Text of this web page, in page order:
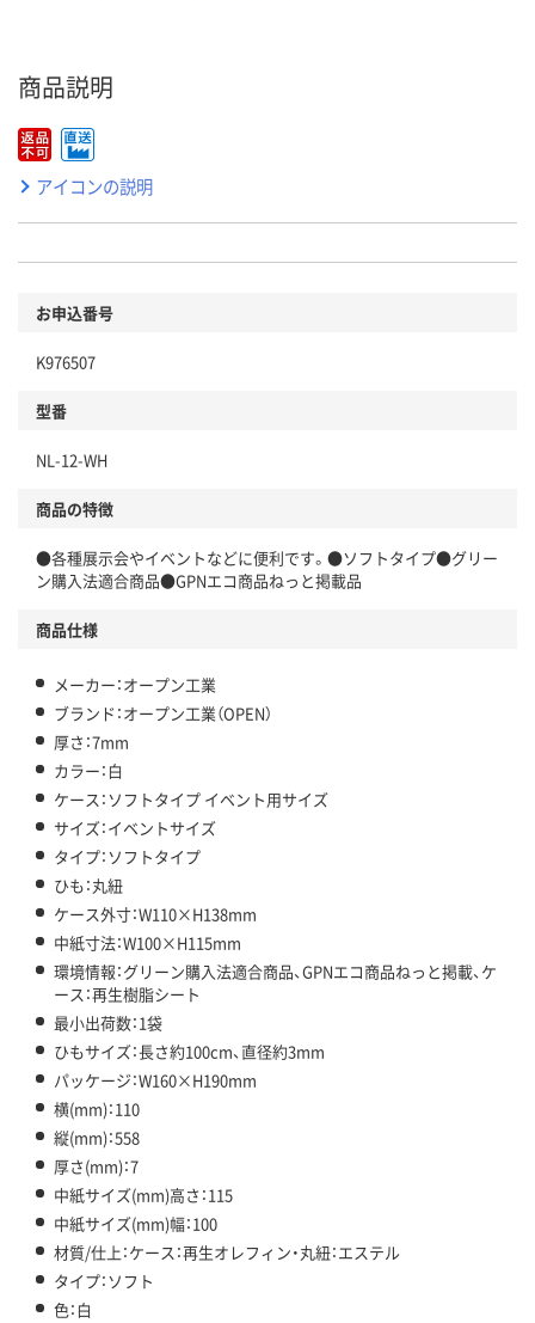
商品説明
アイコンの説明
お申込番号
K976507
型番
NL-12-WH
商品の特徴
●各種展示会やイベントなどに便利です。●ソフトタイプ●グリー
ン購入法適合商品●GPNエコ商品ねっと掲載品
商品仕様
メーカー：オープン工業
ブランド：オープン工業（OPEN）
厚さ：7mm
カラー：白
ケース：ソフトタイプ イベント用サイズ
サイズ：イベントサイズ
タイプ：ソフトタイプ
ひも：丸紐
ケース外寸：W110×H138mm
中紙寸法：W100×H115mm
環境情報：グリーン購入法適合商品、GPNエコ商品ねっと掲載、ケ
ース：再生樹脂シート
最小出荷数：1袋
ひもサイズ：長さ約100cm、直径約3mm
パッケージ：W160×H190mm
横(mm)：110
縦(mm)：558
厚さ(mm)：7
中紙サイズ(mm)高さ：115
中紙サイズ(mm)幅：100
材質/仕上：ケース：再生オレフィン・丸紐：エステル
タイプ：ソフト
色：白